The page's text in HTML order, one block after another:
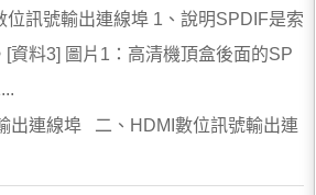
位訊號輸出連線埠 1、說明SPDIF是索
[資料3] 圖片1：高清機頂盒後面的SP
出連線埠 二、HDMI數位訊號輸出連